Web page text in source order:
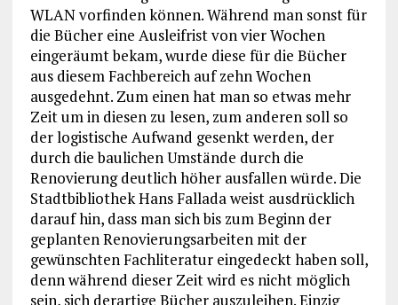
WLAN vorfinden können. Während man sonst für
die Bücher eine Ausleifrist von vier Wochen
eingeräumt bekam, wurde diese für die Bücher
aus diesem Fachbereich auf zehn Wochen
ausgedehnt. Zum einen hat man so etwas mehr
Zeit um in diesen zu lesen, zum anderen soll so
der logistische Aufwand gesenkt werden, der
durch die baulichen Umstände durch die
Renovierung deutlich höher ausfallen würde. Die
Stadtbibliothek Hans Fallada weist ausdrücklich
darauf hin, dass man sich bis zum Beginn der
geplanten Renovierungsarbeiten mit der
gewünschten Fachliteratur eingedeckt haben soll,
denn während dieser Zeit wird es nicht möglich
sein, sich derartige Bücher auszuleihen. Einzig